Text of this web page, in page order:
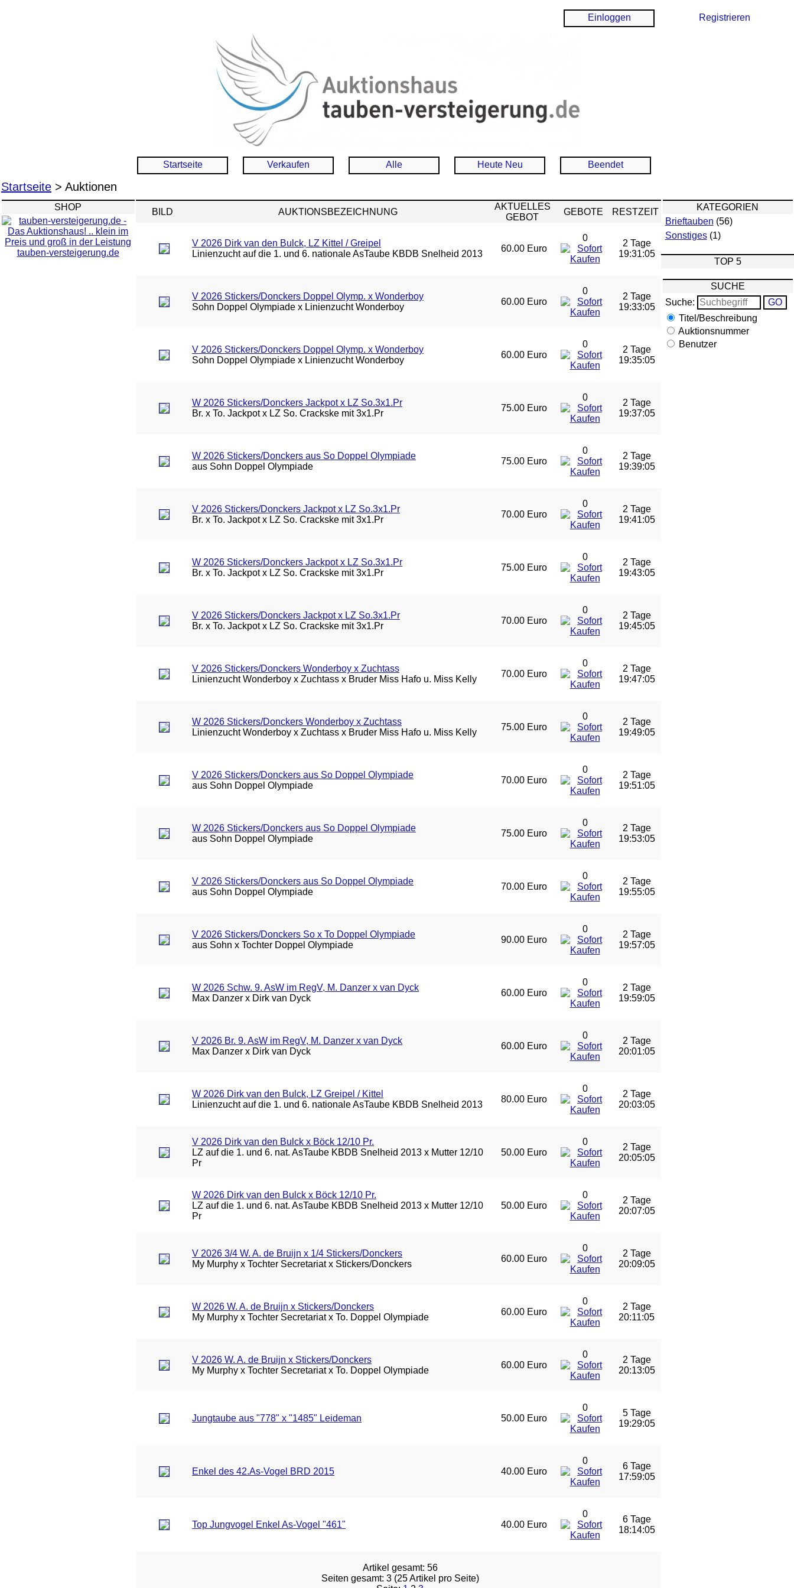
Einloggen Registrieren
Startseite Verkaufen Alle Heute Neu Beendet
Startseite > Auktionen
SHOP
tauben-versteigerung.de
BILD AUKTIONSBEZEICHNUNG
AKTUELLES
GEBOT
GEBOTE RESTZEIT
V 2026 Dirk van den Bulck, LZ Kittel / Greipel
Linienzucht auf die 1. und 6. nationale AsTaube KBDB Snelheid 2013
60.00 Euro
0
2 Tage
19:31:04
V 2026 Stickers/Donckers Doppel Olymp. x Wonderboy
Sohn Doppel Olympiade x Linienzucht Wonderboy
60.00 Euro
0
2 Tage
19:33:04
V 2026 Stickers/Donckers Doppel Olymp. x Wonderboy
Sohn Doppel Olympiade x Linienzucht Wonderboy
60.00 Euro
0
2 Tage
19:35:04
W 2026 Stickers/Donckers Jackpot x LZ So.3x1.Pr
Br. x To. Jackpot x LZ So. Crackske mit 3x1.Pr
75.00 Euro
0
2 Tage
19:37:04
W 2026 Stickers/Donckers aus So Doppel Olympiade
aus Sohn Doppel Olympiade
75.00 Euro
0
2 Tage
19:39:04
V 2026 Stickers/Donckers Jackpot x LZ So.3x1.Pr
Br. x To. Jackpot x LZ So. Crackske mit 3x1.Pr
70.00 Euro
0
2 Tage
19:41:04
W 2026 Stickers/Donckers Jackpot x LZ So.3x1.Pr
Br. x To. Jackpot x LZ So. Crackske mit 3x1.Pr
75.00 Euro
0
2 Tage
19:43:04
V 2026 Stickers/Donckers Jackpot x LZ So.3x1.Pr
Br. x To. Jackpot x LZ So. Crackske mit 3x1.Pr
70.00 Euro
0
2 Tage
19:45:04
V 2026 Stickers/Donckers Wonderboy x Zuchtass
Linienzucht Wonderboy x Zuchtass x Bruder Miss Hafo u. Miss Kelly
70.00 Euro
0
2 Tage
19:47:04
W 2026 Stickers/Donckers Wonderboy x Zuchtass
Linienzucht Wonderboy x Zuchtass x Bruder Miss Hafo u. Miss Kelly
75.00 Euro
0
2 Tage
19:49:04
V 2026 Stickers/Donckers aus So Doppel Olympiade
aus Sohn Doppel Olympiade
70.00 Euro
0
2 Tage
19:51:04
W 2026 Stickers/Donckers aus So Doppel Olympiade
aus Sohn Doppel Olympiade
75.00 Euro
0
2 Tage
19:53:04
V 2026 Stickers/Donckers aus So Doppel Olympiade
aus Sohn Doppel Olympiade
70.00 Euro
0
2 Tage
19:55:04
V 2026 Stickers/Donckers So x To Doppel Olympiade
aus Sohn x Tochter Doppel Olympiade
90.00 Euro
0
2 Tage
19:57:04
W 2026 Schw. 9. AsW im RegV, M. Danzer x van Dyck
Max Danzer x Dirk van Dyck
60.00 Euro
0
2 Tage
19:59:04
V 2026 Br. 9. AsW im RegV, M. Danzer x van Dyck
Max Danzer x Dirk van Dyck
60.00 Euro
0
2 Tage
20:01:04
W 2026 Dirk van den Bulck, LZ Greipel / Kittel
Linienzucht auf die 1. und 6. nationale AsTaube KBDB Snelheid 2013
80.00 Euro
0
2 Tage
20:03:04
V 2026 Dirk van den Bulck x Böck 12/10 Pr.
LZ auf die 1. und 6. nat. AsTaube KBDB Snelheid 2013 x Mutter 12/10
Pr
50.00 Euro
0
2 Tage
20:05:04
W 2026 Dirk van den Bulck x Böck 12/10 Pr.
LZ auf die 1. und 6. nat. AsTaube KBDB Snelheid 2013 x Mutter 12/10
Pr
50.00 Euro
0
2 Tage
20:07:04
V 2026 3/4 W. A. de Bruijn x 1/4 Stickers/Donckers
My Murphy x Tochter Secretariat x Stickers/Donckers
60.00 Euro
0
2 Tage
20:09:04
W 2026 W. A. de Bruijn x Stickers/Donckers
My Murphy x Tochter Secretariat x To. Doppel Olympiade
60.00 Euro
0
2 Tage
20:11:04
V 2026 W. A. de Bruijn x Stickers/Donckers
My Murphy x Tochter Secretariat x To. Doppel Olympiade
60.00 Euro
0
2 Tage
20:13:04
Jungtaube aus "778" x "1485" Leideman 50.00 Euro
0
5 Tage
19:29:04
Enkel des 42.As-Vogel BRD 2015 40.00 Euro
0
6 Tage
17:59:04
Top Jungvogel Enkel As-Vogel "461" 40.00 Euro
0
6 Tage
18:14:04
Artikel gesamt: 56
Seiten gesamt: 3 (25 Artikel pro Seite)
KATEGORIEN
Brieftauben (56)
Sonstiges (1)
TOP 5
SUCHE
Suche:
Titel/Beschreibung
Auktionsnummer
Benutzer